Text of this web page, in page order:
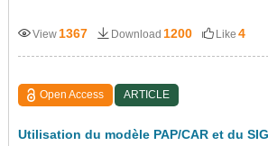
View 1367 Download 1200 Like 4
Open Access ARTICLE
Utilisation du modèle PAP/CAR et du